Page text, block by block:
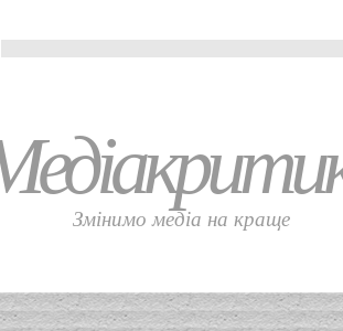
Змінимо медіа на краще